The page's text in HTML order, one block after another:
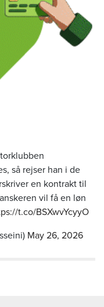
så rejser han i de
en kontrakt til
vil få en løn
t.co/BSXwvYcyyO
May 26, 2026